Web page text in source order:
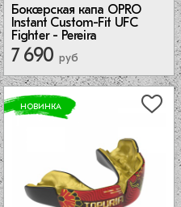
Боксерская капа OPRO
Instant Custom-Fit UFC
Fighter - Pereira
7 690 руб
НОВИНКА